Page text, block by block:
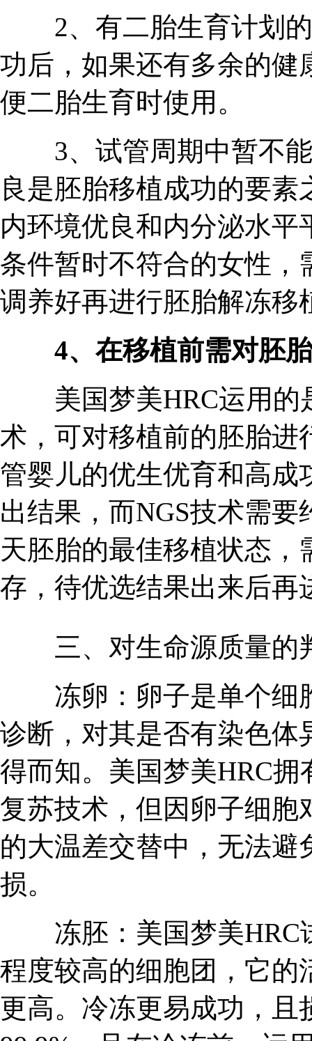
2、有二胎生育计划的
功后，如果还有多余的健
便二胎生育时使用。
3、试管周期中暂不能
良是胚胎移植成功的要
内环境优良和内分泌水
条件暂时不符合的女性，
调养好再进行胚胎解冻移
4、在移植前需对胚胎
美国梦美HRC运用的
术，可对移植前的胚胎进
管婴儿的优生优育和高成
出结果，而NGS技术需
天胚胎的最佳移植状态
存，待优选结果出来后再
三、对生命源质量的
冻卵：卵子是单个细
诊断，对其是否有染色体
得而知。美国梦美HRC
复苏技术，但因卵子细胞
的大温差交替中，无法
损。
冻胚：美国梦美HRC
程度较高的细胞团，它的
更高。冷冻更易成功，且